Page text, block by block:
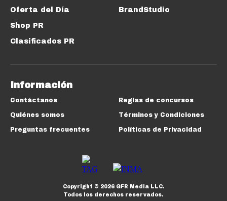
Oferta del Día
Shop PR
Clasificados PR
BrandStudio
Información
Contáctanos
Quiénes somos
Preguntas frecuentes
Reglas de concursos
Términos y Condiciones
Políticas de Privacidad
Copyright © 2026GFR Media LLC.
Todos los derechos reservados.